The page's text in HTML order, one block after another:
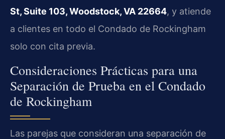
St, Suite 103, Woodstock, VA 22664, y atiende
a clientes en todo el Condado de Rockingham
solo con cita previa.
Consideraciones Prácticas para una
Separación de Prueba en el Condado
de Rockingham
Las parejas que consideran una separación de